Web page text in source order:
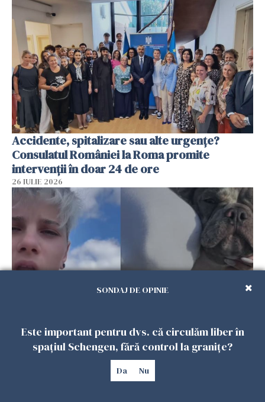
Accidente, spitalizare sau alte urgențe?
Consulatul României la Roma promite
intervenții în doar 24 de ore
26 IULIE 2026
Ce a pățit o româncă în timp ce își plimba
câinele în Germania. Mesajul ei a stârnit
dezbateri aprinse
SONDAJ DE OPINIE
Este important pentru dvs. că circulăm liber în
spațiul Schengen, fără control la granițe?
Da Nu